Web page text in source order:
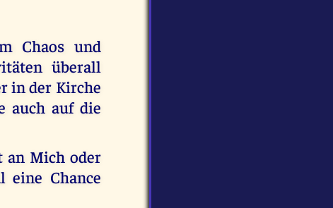
Chaos und
überall
in der Kirche
auch auf die
an Mich oder
eine Chance